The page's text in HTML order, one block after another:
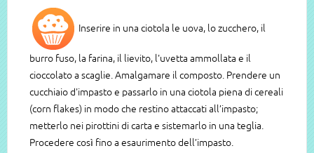
Inserire in una ciotola le uova, lo zucchero, il
burro fuso, la farina, il lievito, l'uvetta ammollata e il
cioccolato a scaglie. Amalgamare il composto. Prendere un
cucchiaio d'impasto e passarlo in una ciotola piena di cereali
(corn flakes) in modo che restino attaccati all’impasto;
metterlo nei pirottini di carta e sistemarlo in una teglia.
Procedere così fino a esaurimento dell’impasto.